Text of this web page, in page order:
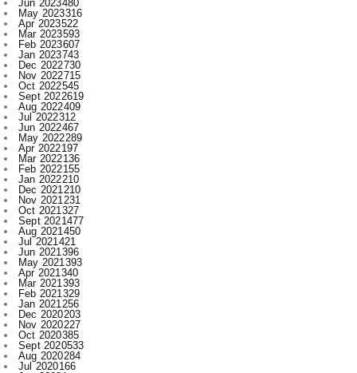
Jan 2023743
Dec 2022730
Nov 2022715
Oct 2022545
Sept 2022619
Aug 2022409
Jul 2022312
Jun 2022467
May 2022289
Apr 2022197
Mar 2022136
Feb 2022155
Jan 2022210
Dec 2021210
Nov 2021231
Oct 2021327
Sept 2021477
Aug 2021450
Jul 2021421
Jun 2021396
May 2021393
Apr 2021340
Mar 2021393
Feb 2021329
Jan 2021256
Dec 2020203
Nov 2020227
Oct 2020385
Sept 2020533
Aug 2020284
Jul 2020166
Jun 20201